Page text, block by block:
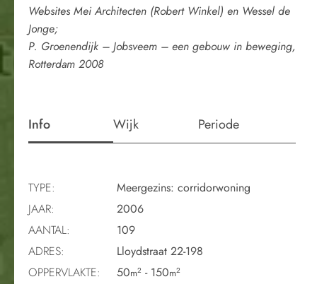
Websites Mei Architecten (Robert Winkel) en Wessel de
Jonge;
P. Groenendijk – Jobsveem – een gebouw in beweging,
Rotterdam 2008
Info Wijk Periode
TYPE:
Meergezins: corridorwoning
JAAR:
2006
AANTAL:
109
ADRES:
Lloydstraat 22-198
OPPERVLAKTE:
50m2 - 150m2